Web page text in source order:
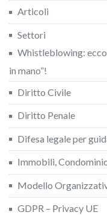
Articoli
Settori
Whistleblowing:
in mano”!
Diritto Civile
Diritto Penale
Difesa legale per
Immobili,
Modello
GDPR – Privacy UE